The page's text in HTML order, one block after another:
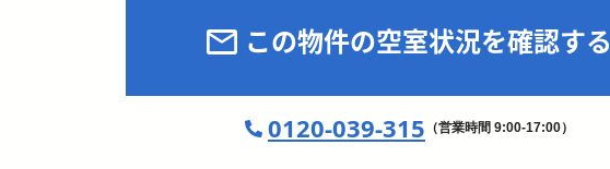
この物件の空室状況を確認する
0120-039-315 （営業時間 9:00-17:00）